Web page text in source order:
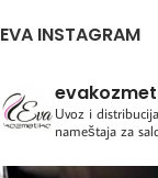
EVA INSTAGRAM
Uvoz i
nameštaja za